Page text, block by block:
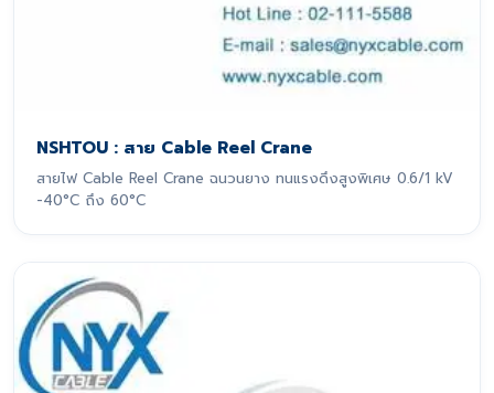
NSHTOU : สาย Cable Reel Crane
สายไฟ Cable Reel Crane ฉนวนยาง ทนแรงดึงสูงพิเศษ 0.6/1 kV
-40°C ถึง 60°C